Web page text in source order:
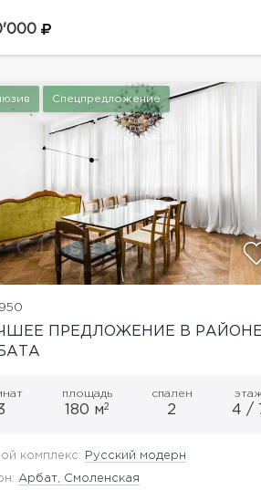
установлена техника от
Спецпредложение
ПРЕДЛОЖЕНИЕ В РАЙОНЕ
площадь
180 м2
спален
2 4 /
комплекс: Русский модерн
Арбат, Смоленская